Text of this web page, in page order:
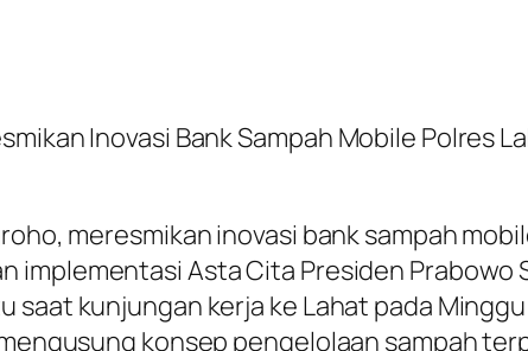
Inovasi Bank Sampah Mobile Polres
meresmikan inovasi bank sampah
implementasi Asta Cita Presiden Prabowo
saat kunjungan kerja ke Lahat pada
konsep pengelolaan sampah